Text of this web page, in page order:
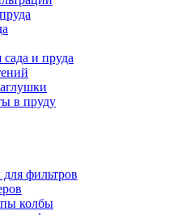
и пруда
в пруду
фильтров
колбы